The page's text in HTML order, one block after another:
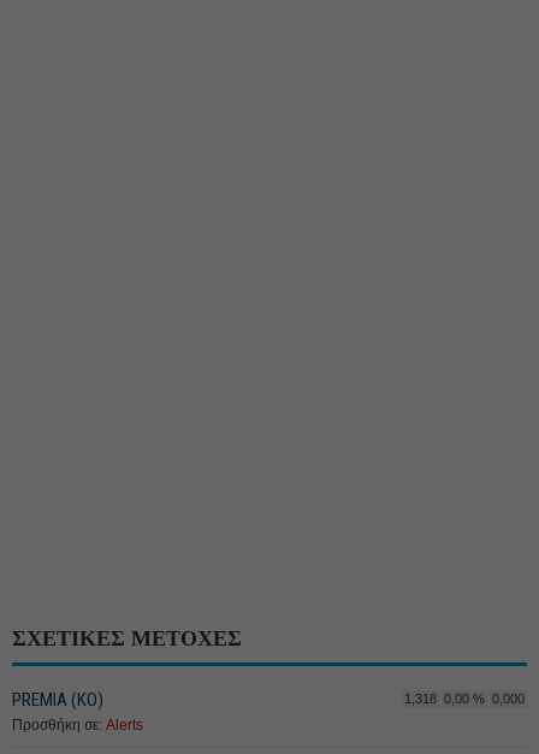
ΣΧΕΤΙΚΕΣ ΜΕΤΟΧΕΣ
PREMIA (ΚΟ) 1,318 0,00 % 0,000
Προσθήκη σε: Alerts